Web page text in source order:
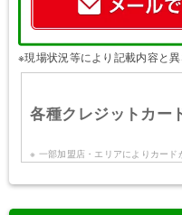
捕獲：鳥獣保護管理
は原則禁止されてい
には困難です）。そ
しと完全封鎖」が駆
※現場状況等により記載内容と異
各種クレジットカー
※ 一部加盟店・エリアによりカード